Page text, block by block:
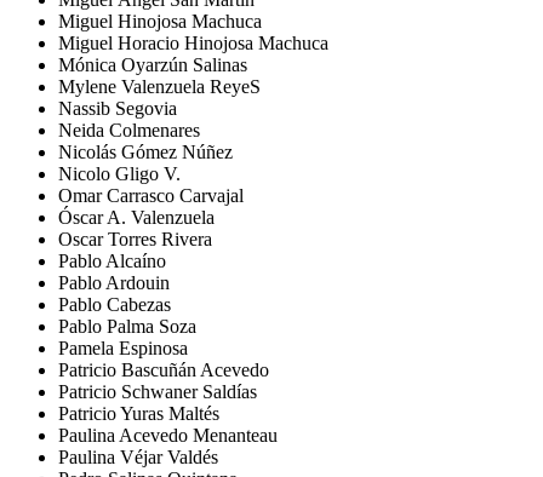
Miguel Hinojosa Machuca
Miguel Horacio Hinojosa Machuca
Mónica Oyarzún Salinas
Mylene Valenzuela ReyeS
Nassib Segovia
Neida Colmenares
Nicolás Gómez Núñez
Nicolo Gligo V.
Omar Carrasco Carvajal
Óscar A. Valenzuela
Oscar Torres Rivera
Pablo Alcaíno
Pablo Ardouin
Pablo Cabezas
Pablo Palma Soza
Pamela Espinosa
Patricio Bascuñán Acevedo
Patricio Schwaner Saldías
Patricio Yuras Maltés
Paulina Acevedo Menanteau
Paulina Véjar Valdés